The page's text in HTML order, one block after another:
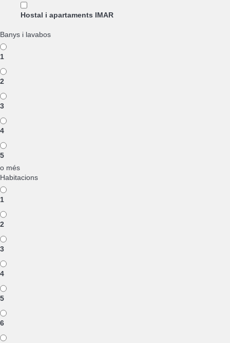
Hostal i apartaments IMAR
Banys i lavabos
1
2
3
4
5
o més
Habitacions
1
2
3
4
5
6